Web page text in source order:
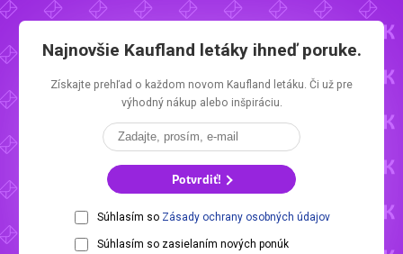
Najnovšie Kaufland letákyihneď poruke.
Získajte prehľad o každom novom Kaufland letáku. Či už pre
výhodný nákup alebo inšpiráciu.
Potvrdiť!
Súhlasím so Zásady ochrany osobných údajov
Súhlasím so zasielaním nových ponúk